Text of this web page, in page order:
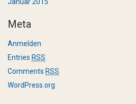
Januar 2015
Meta
Anmelden
Entries RSS
Comments RSS
WordPress.org